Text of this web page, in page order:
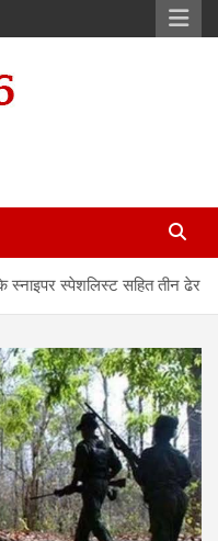
स्नाइपर स्पेशलिस्ट सहित तीन ढेर